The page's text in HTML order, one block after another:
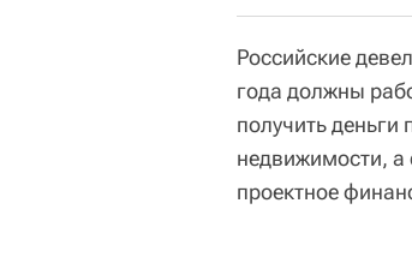
Российские
года должны
получить деньги
недвижимости, а
проектное